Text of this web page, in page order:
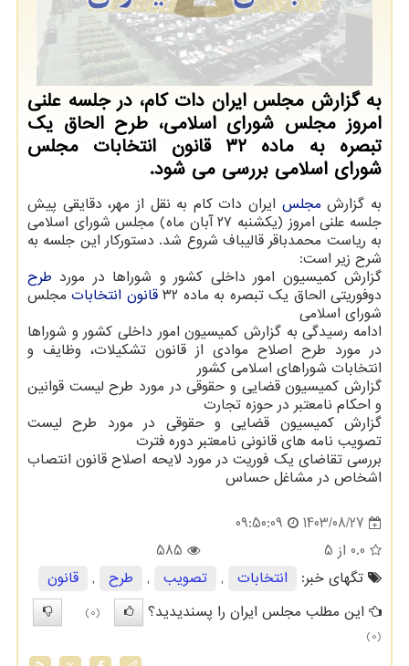
به گزارش مجلس ایران دات کام، در جلسه علنی
امروز مجلس شورای اسلامی، طرح الحاق یک
تبصره به ماده ۳۲ قانون انتخابات مجلس
شورای اسلامی بررسی می شود.
به گزارش مجلس ایران دات کام به نقل از مهر، دقایقی پیش
جلسه علنی امروز (یکشنبه ۲۷ آبان ماه) مجلس شورای اسلامی
به ریاست محمدباقر قالیباف شروع شد. دستورکار این جلسه به
شرح زیر است:
گزارش کمیسیون امور داخلی کشور و شوراها در مورد طرح
دوفوریتی الحاق یک تبصره به ماده ۳۲
قانون انتخاباتمجلس
شورای اسلامی
ادامه رسیدگی به گزارش کمیسیون امور داخلی کشور و شوراها
در مورد طرح اصلاح موادی از قانون تشکیلات، وظایف و
انتخابات شوراهای اسلامی کشور
گزارش کمیسیون قضایی و حقوقی در مورد طرح لیست قوانین
و احکام نامعتبر در حوزه تجارت
گزارش کمیسیون قضایی و حقوقی در مورد طرح لیست
تصویب نامه های قانونی نامعتبر دوره فترت
بررسی تقاضای یک فوریت در مورد لایحه اصلاح قانون انتصاب
اشخاص در مشاغل حساس
1403/08/27
09:50:09
0.0 از 5
585
تگهای خبر:
انتخابات , تصویب , طرح ,
قانون
این مطلب مجلس ایران را پسندیدید؟
(0)
(0)